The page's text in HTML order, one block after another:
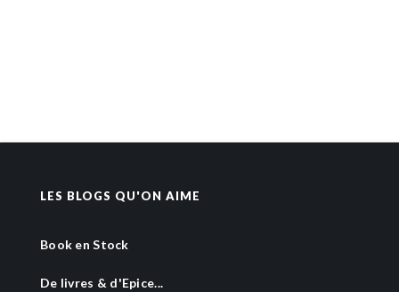
LES BLOGS QU'ON AIME
Book en Stock
De livres & d'Epice...